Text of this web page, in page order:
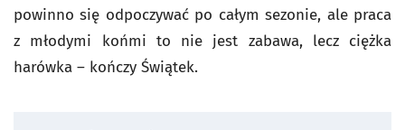
powinno się odpoczywać po całym sezonie, ale praca
z młodymi końmi to nie jest zabawa, lecz ciężka
harówka – kończy Świątek.